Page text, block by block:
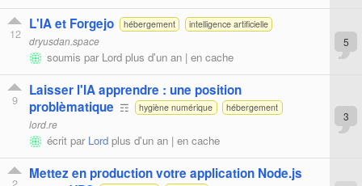
12
L'IA et Forgejo hébergement intelligence artificielle
dryusdan.space
soumis par Lord plus d'un an | en cache
5
9
Laisser l'IA apprendre : une position
problèmatique ☶ hygiène numérique hébergement
lord.re
écrit par Lord plus d'un an | en cache
3
Mettez en production votre application Node.js